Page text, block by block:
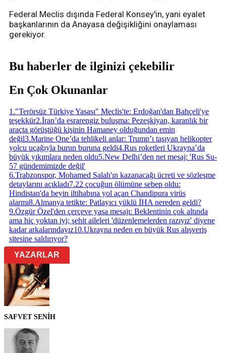
Federal Meclis dışında Federal Konsey'in, yani eyalet
başkanlarının da Anayasa değişikliğini onaylaması
gerekiyor.
Bu haberler de ilginizi çekebilir
En Çok Okunanlar
1 ."Terörsüz Türkiye Yasası" Meclis'te: Erdoğan'dan Bahçeli'ye
teşekkür2.İran’da esrarengiz buluşma: Pezeşkiyan, karanlık bir
araçta görüştüğü kişinin Hamaney olduğundan emin
değil3.Marine One’da tehlikeli anlar: Trump’ı taşıyan helikopter
yolcu uçağıyla burun buruna geldi4.Rus roketleri Ukrayna’da
büyük yıkımlara neden oldu5.New Delhi’den net mesaj: 'Rus Su-
57 gündemimizde değil'
6.Trabzonspor, Mohamed Salah'ın kazanacağı ücreti ve sözleşme
detaylarını açıkladı7.22 çocuğun ölümüne sebep oldu:
Hindistan'da beyin iltihabına yol açan Chandipura virüs
alarmı8.Almanya tetikte: Patlayıcı yüklü İHA nereden geldi?
9.Özgür Özel'den çerçeve yasa mesajı: Beklentinin çok altında
ama hiç yoktan iyi; şehit aileleri 'düzenlemelerden razıyız' diyene
kadar arkalarındayız10.Ukrayna neden en büyük Rus alışveriş
sitesine saldırıyor?
YAZARLAR
SAFVET SENİH